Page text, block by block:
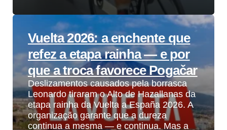
Vuelta 2026: a enchente que
refez a etapa rainha — e por
que a troca favorece Pogačar
Deslizamentos causados pela borrasca
Leonardo tiraram o Alto de Hazallanas da
etapa rainha da Vuelta a España 2026. A
organização garante que a dureza
continua a mesma — e continua. Mas a